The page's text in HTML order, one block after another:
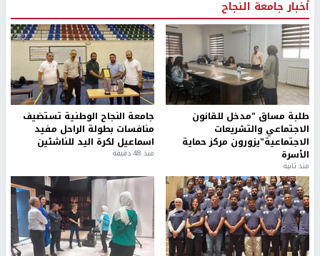
أخبار جامعة النجاح
طلبة مساق "مدخل للقانون
الاجتماعي والتشريعات
الاجتماعية"يزورون مركز حماية
الأسرة
منذ ثانية
جامعة النجاح الوطنية تستضيف
منافسات بطولة الراحل مفيد
اسماعيل لكرة اليد للناشئين
منذ 48 دقيقة